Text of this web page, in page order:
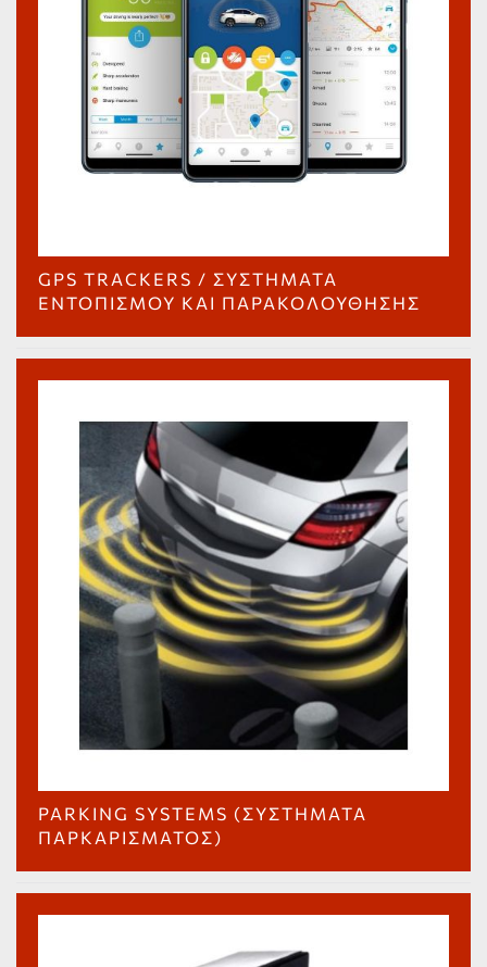
GPS TRACKERS / ΣΥΣΤΉΜΑΤΑ
ΕΝΤΟΠΙΣΜΟΎ ΚΑΙ ΠΑΡΑΚΟΛΟΎΘΗΣΗΣ
PARKING SYSTEMS (ΣΥΣΤΉΜΑΤΑ
ΠΑΡΚΑΡΊΣΜΑΤΟΣ)